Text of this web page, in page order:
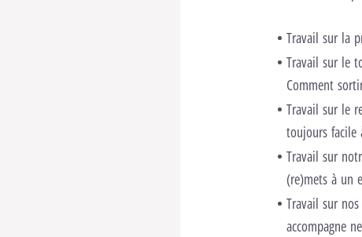
Travail sur la
Travail sur le
Comment
Travail sur le
toujours facile
Travail sur
(re)mets à un
Travail sur
accompagne